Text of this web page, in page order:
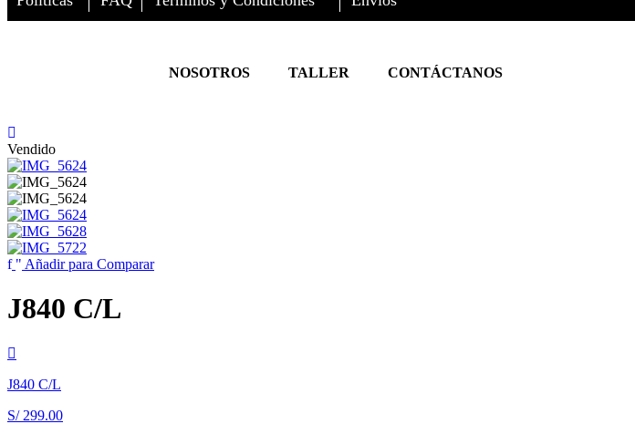
NOSOTROS TALLER CONTÁCTANOS
Vendido
Añadir para Comparar
J840 C/L
J840 C/L
S/299.00